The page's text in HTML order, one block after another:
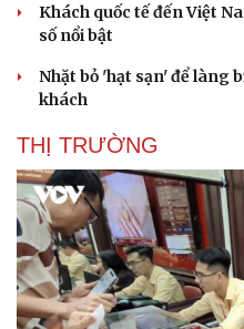
Khách quốc tế đến Việt
số nổi bật
Nhặt bỏ 'hạt sạn' để làng
khách
THỊ TRƯỜNG